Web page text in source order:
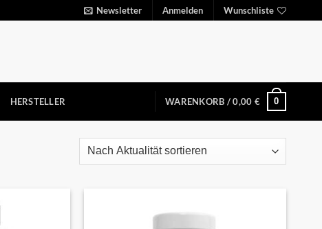
Newsletter Anmelden Wunschliste
HERSTELLER WARENKORB /0,00 € 0